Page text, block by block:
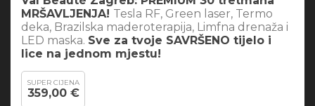
MRŠAVLJENJA! Tesla RF, Green laser, Termo
deka, Brazilska maderoterapija, Limfna drenaža i
LED maska. Sve za tvoje SAVRŠENO tijelo i
lice na jednom mjestu!
SUPER CIJENA
359,00 €